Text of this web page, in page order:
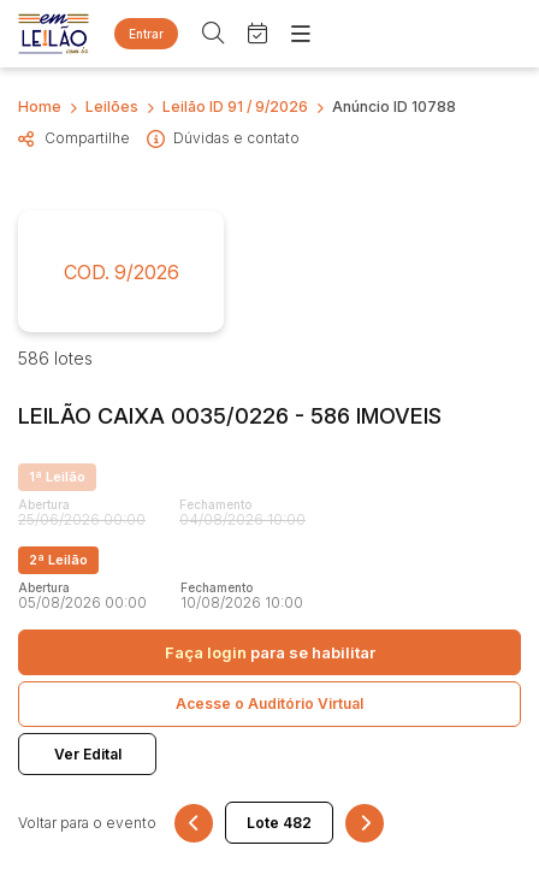
Entrar
Criar conta Entrar
Site
Busca por categoria
Apartamento
Comercial
Imovel rural
Sala
Terreno
Busca por palavra-chave
Judiciais
Faixa de valor
R$
Home
Home Leilões Leilão ID 91 / 9/2026
Anúncio ID 10788
Compartilhe
Dúvidas e contato
COD. 9/2026
586 lotes
LEILÃO CAIXA 0035/0226 - 586 IMOVEIS
1ª Leilão
Abertura
25/06/2026 00:00
Fechamento
04/08/2026 10:00
2ª Leilão
Abertura
05/08/2026 00:00
Fechamento
10/08/2026 10:00
Faça login para se habilitar
Acesse o Auditório Virtual
Ver Edital
Voltar para o evento